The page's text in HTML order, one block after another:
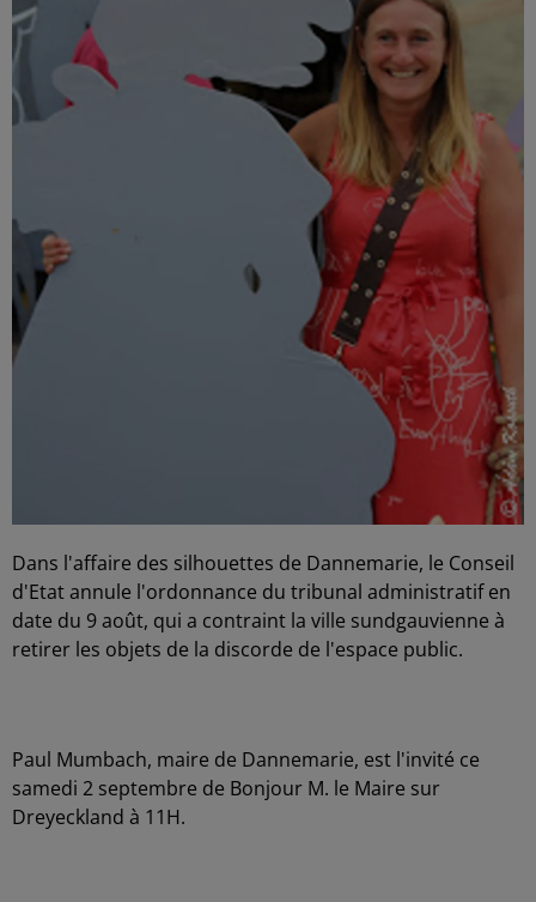
Dans l'affaire des silhouettes de Dannemarie, le Conseil
d'Etat annule l'ordonnance du tribunal administratif en
date du 9 août, qui a contraint la ville sundgauvienne à
retirer les objets de la discorde de l'espace public.
Paul Mumbach, maire de Dannemarie, est l'invité ce
samedi 2 septembre de Bonjour M. le Maire sur
Dreyeckland à 11H.